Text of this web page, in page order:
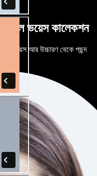
বিশাল ভয়েস কালেকশন
AI ভয়েস আর উচ্চারণ থেকে পছন্দ